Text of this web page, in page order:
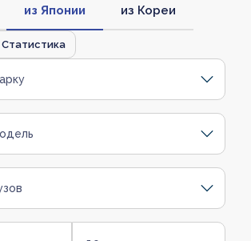
из Японии из Кореи
Статистика